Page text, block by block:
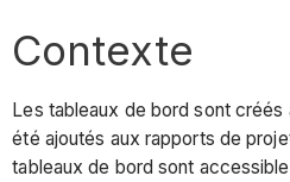
Contexte
Les tableaux de bord sont créés
été ajoutés aux rapports de
tableaux de bord sont